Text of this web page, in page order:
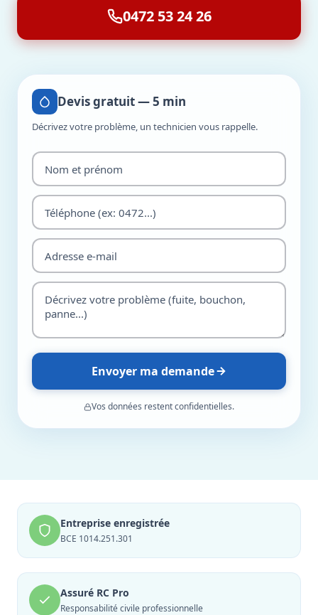
0472 53 24 26
Devis gratuit — 5 min
Décrivez votre problème, un technicien vous rappelle.
Envoyer ma demande
Vos données restent confidentielles.
Entreprise enregistrée
BCE 1014.251.301
Assuré RC Pro
Responsabilité civile professionnelle